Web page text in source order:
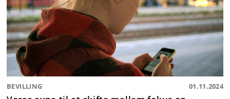
BEVILLING 01.11.2024